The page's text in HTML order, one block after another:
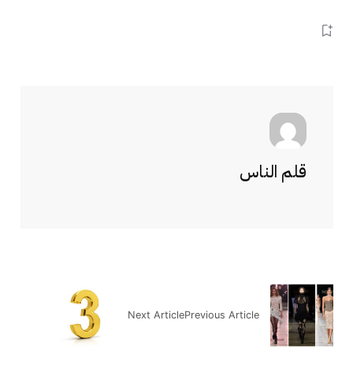
قلم الناس
Previous Article
Next Article